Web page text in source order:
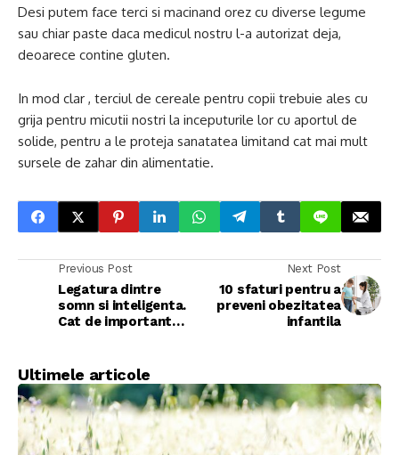
Desi putem face terci si macinand orez cu diverse legume
sau chiar paste daca medicul nostru l-a autorizat deja,
deoarece contine gluten.
In mod clar , terciul de cereale pentru copii trebuie ales cu
grija pentru micutii nostri la inceputurile lor cu aportul de
solide, pentru a le proteja sanatatea limitand cat mai mult
sursele de zahar din alimentatie.
Previous Post
Legatura dintre
somn si inteligenta.
Cat de important
Next Post
10 sfaturi pentru a
preveni obezitatea
infantila
Ultimele articole